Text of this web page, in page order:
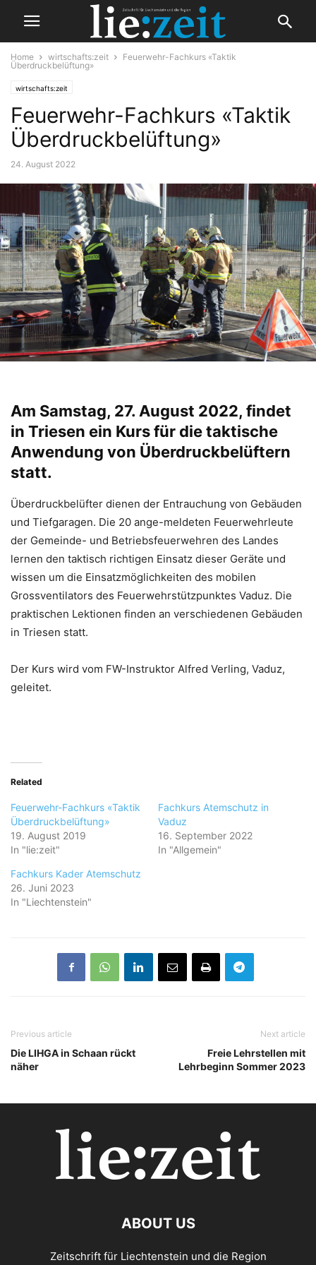
Home wirtschafts:zeit
Feuerwehr-Fachkurs «Taktik
Überdruckbelüftung»
wirtschafts:zeit
Feuerwehr-Fachkurs «Taktik
Überdruckbelüftung»
24. August 2022
Am Samstag, 27. August 2022, findet
in Triesen ein Kurs für die taktische
Anwendung von Überdruckbelüftern
statt.
Überdruckbelüfter dienen der Entrauchung von Gebäuden
und Tiefgaragen. Die 20 ange-meldeten Feuerwehrleute
der Gemeinde- und Betriebsfeuerwehren des Landes
lernen den taktisch richtigen Einsatz dieser Geräte und
wissen um die Einsatzmöglichkeiten des mobilen
Grossventilators des Feuerwehrstützpunktes Vaduz. Die
praktischen Lektionen finden an verschiedenen Gebäuden
in Triesen statt.
Der Kurs wird vom FW-Instruktor Alfred Verling, Vaduz,
geleitet.
Related
Feuerwehr-Fachkurs «Taktik
Überdruckbelüftung»
19. August 2019
In "lie:zeit"
Fachkurs Atemschutz in
Vaduz
16. September 2022
In "Allgemein"
Fachkurs Kader Atemschutz
26. Juni 2023
In "Liechtenstein"
Previous article
Die LIHGA in Schaan rückt
näher
Next article
Freie Lehrstellen mit
Lehrbeginn Sommer 2023
ABOUT US
Zeitschrift für Liechtenstein und die Region